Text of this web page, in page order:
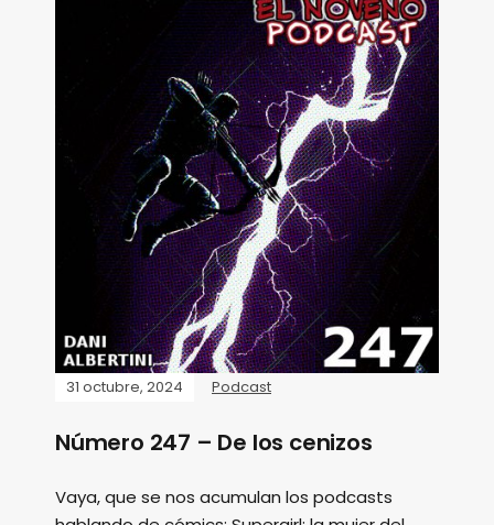
31 octubre, 2024 Podcast
Número 247 – De los cenizos
Vaya, que se nos acumulan los podcasts